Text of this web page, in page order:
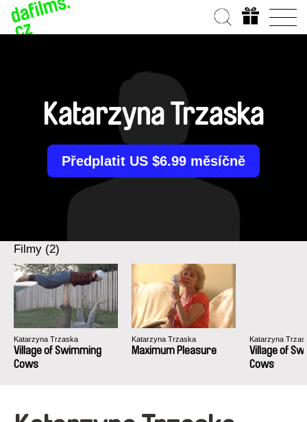
Katarzyna Trzaska
Předplatit US $6.99 měsíčně
Filmy (2)
Katarzyna Trzaska
Village of Swimming
Cows
Katarzyna Trzaska
Maximum Pleasure
Katarzyna
Village of
Cows